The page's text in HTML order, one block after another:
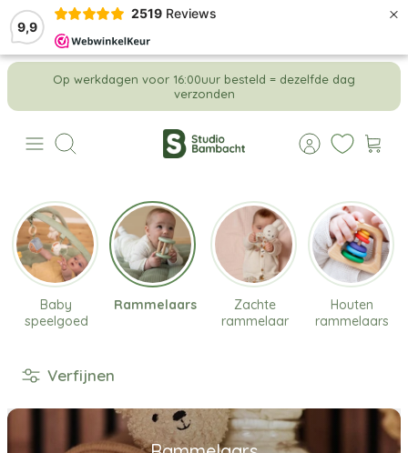
9,9
2519 Reviews ×
Meteen
de
content
Op werkdagen voor 16:00uur besteld = dezelfde dag
verzonden
Zoeken
Baby
speelgoed
Rammelaars
Zachte
rammelaar
Houten
rammelaars
Verfijnen